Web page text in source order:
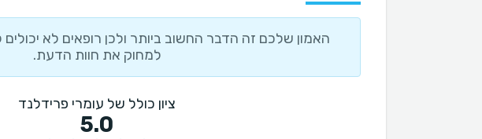
האמון שלכם זה הדבר החשוב ביותר ולכן רופאים לא
למחוק את חוות הדעת.
ציון כולל של עומרי פרידלנד
5.0